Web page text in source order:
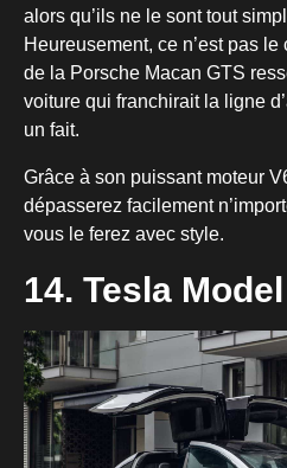
alors qu’ils ne le sont tout
Heureusement, ce n’est pas
de la Porsche Macan GTS
voiture qui franchirait la ligne
un fait.
Grâce à son puissant moteur
dépasserez facilement
vous le ferez avec style.
14. Tesla